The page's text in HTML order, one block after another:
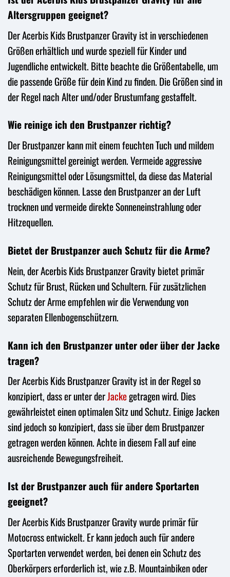
Altersgruppen geeignet?
Der Acerbis Kids Brustpanzer Gravity ist in verschiedenen
Größen erhältlich und wurde speziell für Kinder und
Jugendliche entwickelt. Bitte beachte die Größentabelle, um
die passende Größe für dein Kind zu finden. Die Größen sind in
der Regel nach Alter und/oder Brustumfang gestaffelt.
Wie reinige ich den Brustpanzer richtig?
Der Brustpanzer kann mit einem feuchten Tuch und mildem
Reinigungsmittel gereinigt werden. Vermeide aggressive
Reinigungsmittel oder Lösungsmittel, da diese das Material
beschädigen können. Lasse den Brustpanzer an der Luft
trocknen und vermeide direkte Sonneneinstrahlung oder
Hitzequellen.
Bietet der Brustpanzer auch Schutz für die Arme?
Nein, der Acerbis Kids Brustpanzer Gravity bietet primär
Schutz für Brust, Rücken und Schultern. Für zusätzlichen
Schutz der Arme empfehlen wir die Verwendung von
separaten Ellenbogenschützern.
Kann ich den Brustpanzer unter oder über der Jacke
tragen?
Der Acerbis Kids Brustpanzer Gravity ist in der Regel so
konzipiert, dass er unter derJackegetragen wird. Dies
gewährleistet einen optimalen Sitz und Schutz. Einige Jacken
sind jedoch so konzipiert, dass sie über dem Brustpanzer
getragen werden können. Achte in diesem Fall auf eine
ausreichende Bewegungsfreiheit.
Ist der Brustpanzer auch für andere Sportarten
geeignet?
Der Acerbis Kids Brustpanzer Gravity wurde primär für
Motocross entwickelt. Er kann jedoch auch für andere
Sportarten verwendet werden, bei denen ein Schutz des
Oberkörpers erforderlich ist, wie z.B. Mountainbiken oder